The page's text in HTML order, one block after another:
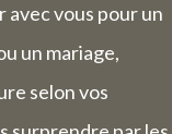
avec vous pour un
un mariage,
selon vos